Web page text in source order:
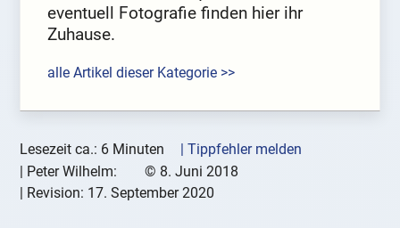
eventuell Fotografie finden hier ihr
Zuhause.
alle Artikel dieser Kategorie >>
Lesezeit ca.: 6 Minuten
| Tippfehler melden
| Peter Wilhelm: © 8. Juni 2018
| Revision: 17. September 2020